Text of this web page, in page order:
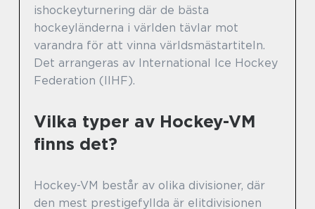
ishockeyturnering där de bästa
hockeyländerna i världen tävlar mot
varandra för att vinna världsmästartiteln.
Det arrangeras av International Ice Hockey
Federation (IIHF).
Vilka typer av Hockey-VM
finns det?
Hockey-VM består av olika divisioner, där
den mest prestigefyllda är elitdivisionen